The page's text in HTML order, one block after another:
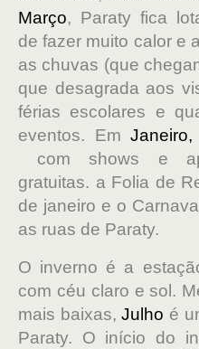
Março, Paraty fica
de fazer muito calor e
as chuvas (que
que desagrada aos
férias escolares e
eventos. EmJaneiro,
com shows e
gratuitas. a Folia de
de janeiro e o
as ruas de Paraty.
O inverno é a
com céu claro e sol.
mais baixas,Julho é
Paraty. O início do